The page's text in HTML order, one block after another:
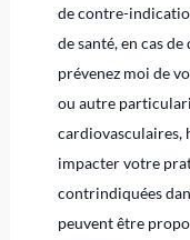
de contre-
de santé, en cas
prévenez moi de
ou autre
cardiovasculaires,
impacter votre
contrindiquées
peuvent être